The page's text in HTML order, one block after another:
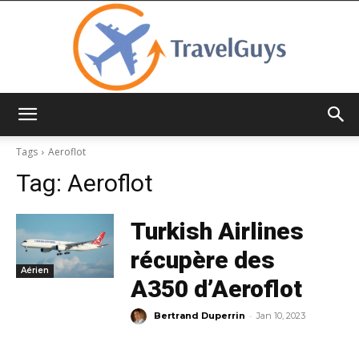
Tags
Aeroflot
Tag: Aeroflot
Aérien
Turkish Airlines
récupère des
A350 d’Aeroflot
Bertrand Duperrin - Jan 10, 2023